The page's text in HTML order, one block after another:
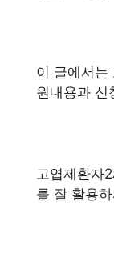
이 글에서는
원내용과 신
고엽제환자
를 잘 활용